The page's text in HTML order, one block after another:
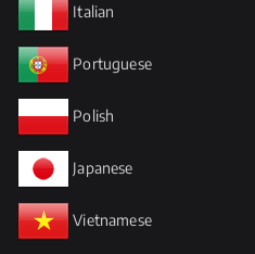
Italian
Portuguese
Polish
Japanese
Vietnamese